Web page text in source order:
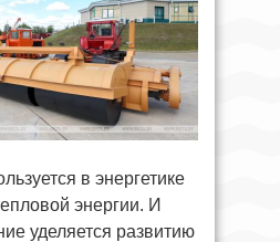
в энергетике
энергии. И
уделяется развитию